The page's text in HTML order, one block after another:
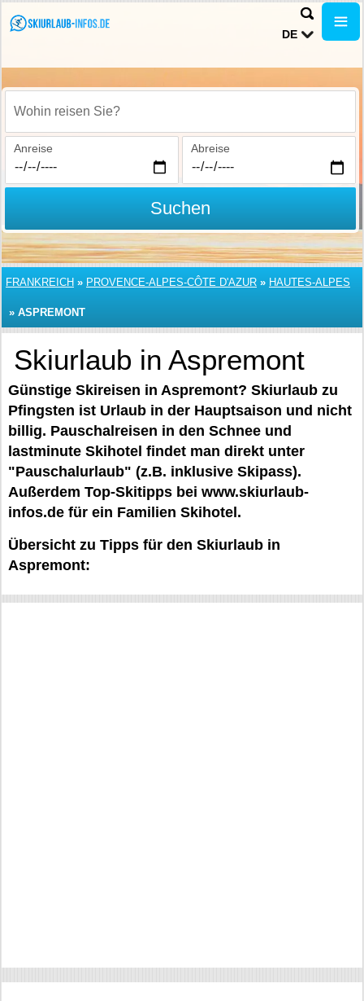
DE
Wohin reisen Sie?
Anreise Abreise
Suchen
FRANKREICH » PROVENCE-ALPES-CÔTE D'AZUR » HAUTES-ALPES
» ASPREMONT
Skiurlaub in Aspremont
Günstige Skireisen in Aspremont? Skiurlaub zu
Pfingsten ist Urlaub in der Hauptsaison und nicht
billig. Pauschalreisen in den Schnee und
lastminute Skihotel findet man direkt unter
"Pauschalurlaub" (z.B. inklusive Skipass).
Außerdem Top-Skitipps bei www.skiurlaub-
infos.de für ein Familien Skihotel.
Übersicht zu Tipps für den Skiurlaub in
Aspremont: